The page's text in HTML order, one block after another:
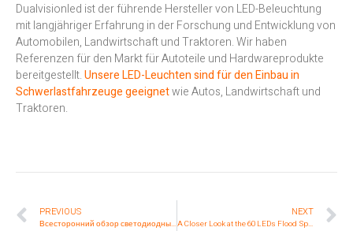
Dualvisionled ist der führende Hersteller von LED-Beleuchtung
mit langjähriger Erfahrung in der Forschung und Entwicklung von
Automobilen, Landwirtschaft und Traktoren. Wir haben
Referenzen für den Markt für Autoteile und Hardwareprodukte
bereitgestellt.Unsere LED-Leuchten sind für den Einbau in
Schwerlastfahrzeuge geeignetwie Autos, Landwirtschaft und
Traktoren.
PREVIOUS
Всесторонний обзор светодиодных круглых тракторных фонарей
NEXT
A Closer Look at the 60 LEDs Flood Spot Light Bar